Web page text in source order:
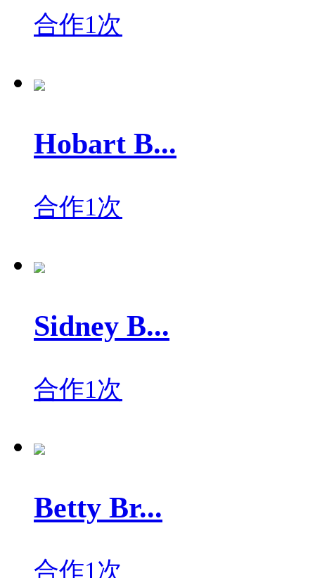
合作1次
Hobart B...
合作1次
Sidney B...
合作1次
Betty Br...
合作1次